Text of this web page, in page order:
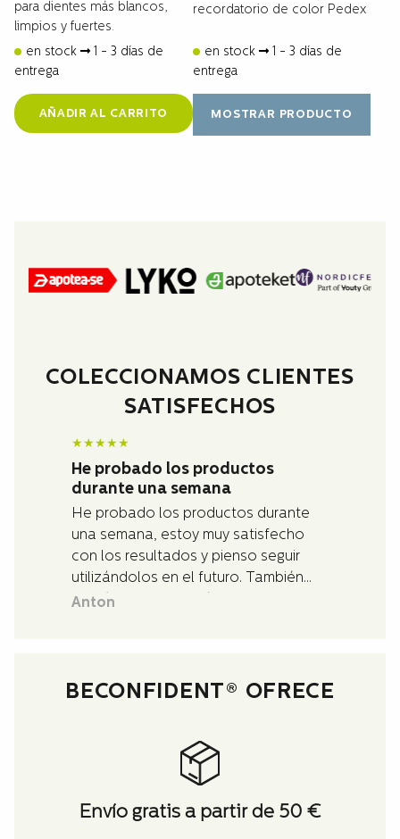
para dientes más blancos,
limpios y fuertes.
en stock
1 - 3 días de
entrega
AÑADIR AL CARRITO
recordatorio de color Pedex
en stock
1 - 3 días de
entrega
MOSTRAR PRODUCTO
COLECCIONAMOS CLIENTES
SATISFECHOS
★★★★★
He probado los productos
durante una semana
He probado los productos durante
una semana, estoy muy satisfecho
con los resultados y pienso seguir
utilizándolos en el futuro. También
recibí muy buena y rápida asistencia
Anton
BECONFIDENT® OFRECE
Envío gratis a partir de 50 €